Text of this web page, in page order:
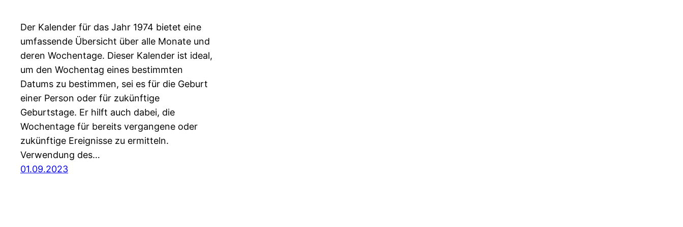
Der Kalender für das Jahr 1974 bietet eine
umfassende Übersicht über alle Monate und
deren Wochentage. Dieser Kalender ist ideal,
um den Wochentag eines bestimmten
Datums zu bestimmen, sei es für die Geburt
einer Person oder für zukünftige
Geburtstage. Er hilft auch dabei, die
Wochentage für bereits vergangene oder
zukünftige Ereignisse zu ermitteln.
Verwendung des…
01.09.2023